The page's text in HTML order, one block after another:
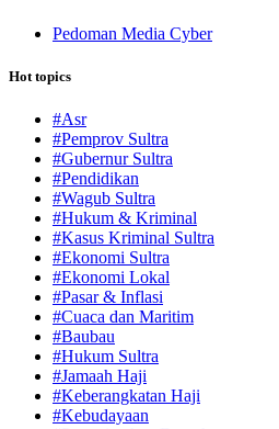
Pedoman Media Cyber
Hot topics
#Asr
#Pemprov Sultra
#Gubernur Sultra
#Pendidikan
#Wagub Sultra
#Hukum & Kriminal
#Kasus Kriminal Sultra
#Ekonomi Sultra
#Ekonomi Lokal
#Pasar & Inflasi
#Cuaca dan Maritim
#Baubau
#Hukum Sultra
#Jamaah Haji
#Keberangkatan Haji
#Kebudayaan